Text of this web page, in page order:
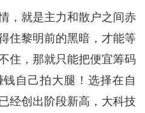
就是主力和散户之间赤
住黎明前的黑暗，才能等
住，那就只能把便宜筹码
自己拍大腿！选择在自
经创出阶段新高，大科技